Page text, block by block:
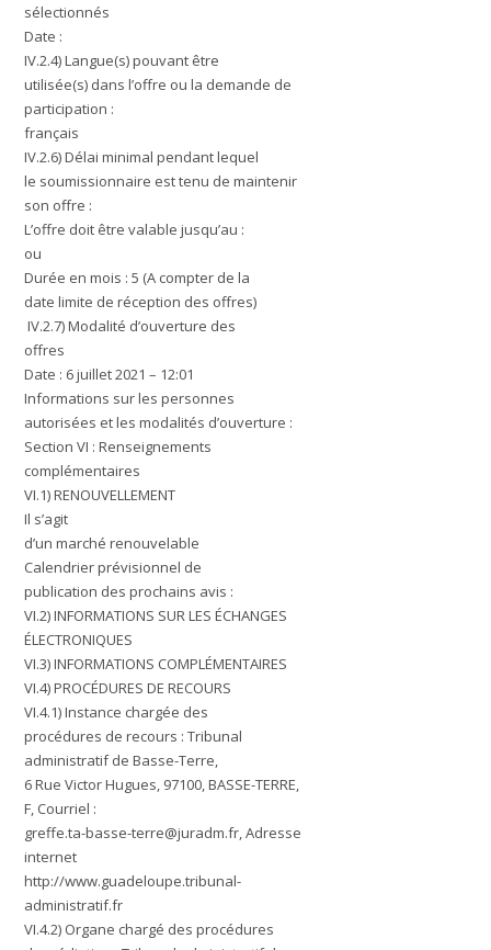
sélectionnés
Date :
IV.2.4) Langue(s) pouvant être
utilisée(s) dans l’offre ou la demande de
participation :
français
IV.2.6) Délai minimal pendant lequel
le soumissionnaire est tenu de maintenir
son offre :
L’offre doit être valable jusqu’au :
ou
Durée en mois : 5 (A compter de la
date limite de réception des offres)
IV.2.7) Modalité d’ouverture des
offres
Date : 6 juillet 2021 – 12:01
Informations sur les personnes
autorisées et les modalités d’ouverture :
Section VI : Renseignements
complémentaires
VI.1) RENOUVELLEMENT
Il s’agit
d’un marché renouvelable
Calendrier prévisionnel de
publication des prochains avis :
VI.2) INFORMATIONS SUR LES ÉCHANGES
ÉLECTRONIQUES
VI.3) INFORMATIONS COMPLÉMENTAIRES
VI.4) PROCÉDURES DE RECOURS
VI.4.1) Instance chargée des
procédures de recours : Tribunal
administratif de Basse-Terre,
6 Rue Victor Hugues, 97100, BASSE-TERRE,
F, Courriel :
greffe.ta-basse-terre@juradm.fr, Adresse
internet
http://www.guadeloupe.tribunal-
administratif.fr
VI.4.2) Organe chargé des procédures